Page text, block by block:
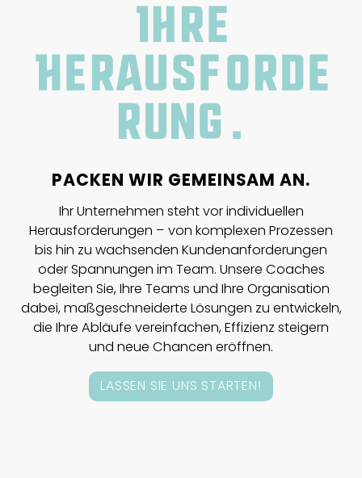
Ihre
Herausforde
rung.
PACKEN WIR GEMEINSAM AN.
Ihr Unternehmen steht vor individuellen
Herausforderungen – von komplexen Prozessen
bis hin zu wachsenden Kundenanforderungen
oder Spannungen im Team. Unsere Coaches
begleiten Sie, Ihre Teams und Ihre Organisation
dabei, maßgeschneiderte Lösungen zu entwickeln,
die Ihre Abläufe vereinfachen, Effizienz steigern
und neue Chancen eröffnen.
LASSEN SIE UNS STARTEN!